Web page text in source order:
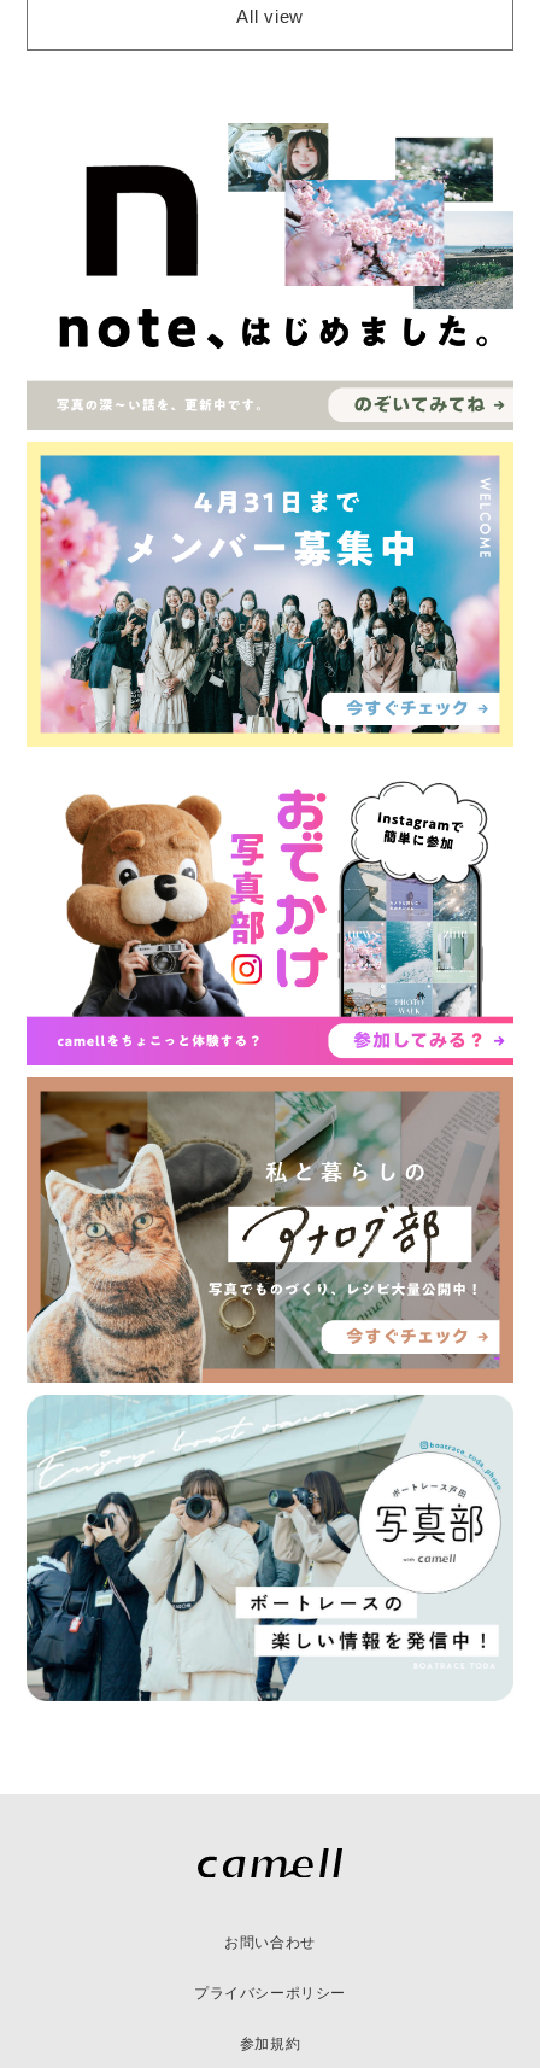
All view
お問い合わせ
プライバシーポリシー
参加規約